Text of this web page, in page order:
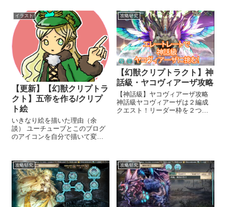
も大丈夫でした。 アザトースが
居れば、思ったより簡単に攻略
できたの...
でした。 前回の顕現イベント
で、プロビを顕現するだけの素
材を取っていたようで...
イラスト
【更新】【幻獣クリプトラ
クト】五帝を作る/クリプ
ト絵
いきなり絵を描いた理由（余
談） ユーチューブとこのブログ
のアイコンを自分で描いて変え
レるんですけど、プロ絵師にな
りたい私です(*´艸`*) 上の絵を見
ていただいて分かる通り素人に
毛が...
攻略研究
【幻獣クリプトラクト】神
話級・ヤコヴィアーザ攻略
【神話級】ヤコヴィアーザ攻略
神話級ヤコヴィアーザは２編成
クエスト！リーダー枠を２つ使
ヴィア...
攻略研究 攻略研究